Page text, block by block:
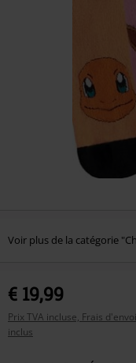
Voir plus de la catégorie
€ 19,99
Prix TVA incluse, Frais
inclus